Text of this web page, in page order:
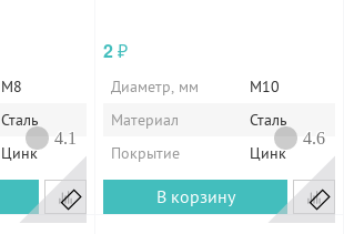
М8
Сталь
Цинк
2₽
Диаметр, мм
М10
Материал
Сталь
Покрытие
Цинк
В корзину
4.1 4.6